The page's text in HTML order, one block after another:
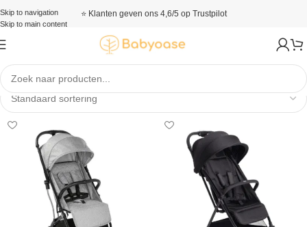
Skip to navigation
Skip to main content
⭐ Klanten geven ons 4,6/5 op Trustpilot
Buggy's